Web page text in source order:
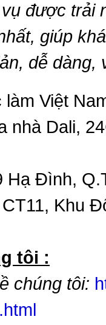
được trải
giúp
dễ dàng,
làm Việt
nhà Dali,
Hạ Đình,
Khu
tôi :
chúng tôi: